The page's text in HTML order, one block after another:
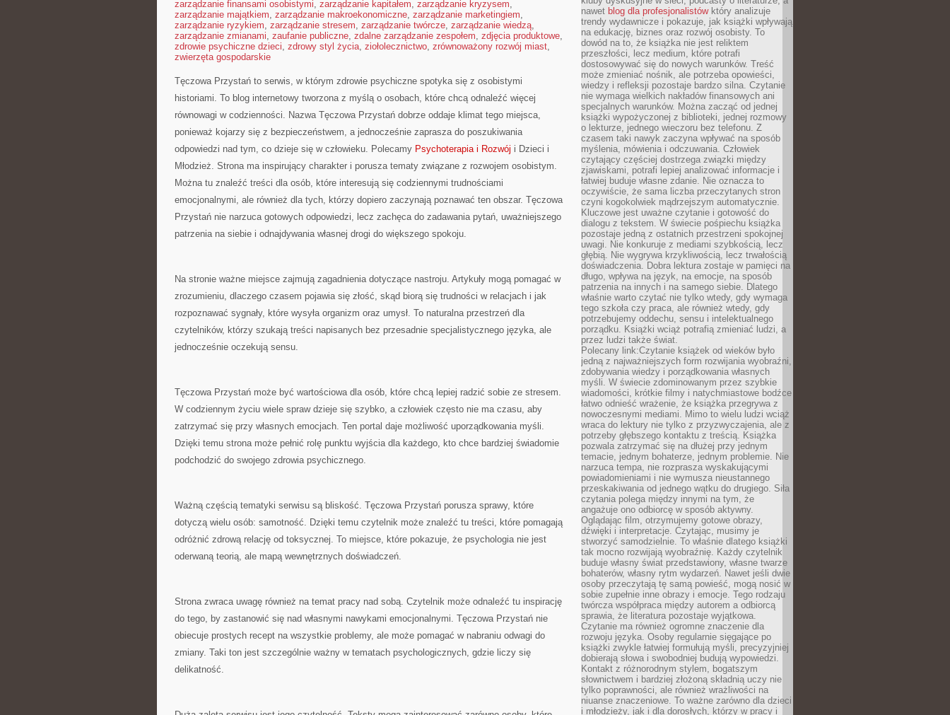
zarządzanie finansami osobistymi, zarządzanie kapitałem, zarządzanie kryzysem,
zarządzanie majątkiem, zarządzanie makroekonomiczne, zarządzanie marketingiem,
zarządzanie ryzykiem, zarządzanie stresem, zarządzanie twórcze, zarządzanie wiedzą,
zarządzanie zmianami, zaufanie publiczne, zdalne zarządzanie zespołem, zdjęcia produktowe,
zdrowie psychiczne dzieci, zdrowy styl życia, ziołolecznictwo, zrównoważony rozwój miast,
zwierzęta gospodarskie
Tęczowa Przystań to serwis, w którym zdrowie psychiczne spotyka się z osobistymi
historiami. To blog internetowy tworzona z myślą o osobach, które chcą odnaleźć więcej
równowagi w codzienności. Nazwa Tęczowa Przystań dobrze oddaje klimat tego miejsca,
ponieważ kojarzy się z bezpieczeństwem, a jednocześnie zaprasza do poszukiwania
odpowiedzi nad tym, co dzieje się w człowieku. Polecamy Psychoterapia i Rozwój i Dzieci i
Młodzież. Strona ma inspirujący charakter i porusza tematy związane z rozwojem osobistym.
Można tu znaleźć treści dla osób, które interesują się codziennymi trudnościami
emocjonalnymi, ale również dla tych, którzy dopiero zaczynają poznawać ten obszar. Tęczowa
Przystań nie narzuca gotowych odpowiedzi, lecz zachęca do zadawania pytań, uważniejszego
patrzenia na siebie i odnajdywania własnej drogi do większego spokoju.
Na stronie ważne miejsce zajmują zagadnienia dotyczące nastroju. Artykuły mogą pomagać w
zrozumieniu, dlaczego czasem pojawia się złość, skąd biorą się trudności w relacjach i jak
rozpoznawać sygnały, które wysyła organizm oraz umysł. To naturalna przestrzeń dla
czytelników, którzy szukają treści napisanych bez przesadnie specjalistycznego języka, ale
jednocześnie oczekują sensu.
Tęczowa Przystań może być wartościowa dla osób, które chcą lepiej radzić sobie ze stresem.
W codziennym życiu wiele spraw dzieje się szybko, a człowiek często nie ma czasu, aby
zatrzymać się przy własnych emocjach. Ten portal daje możliwość uporządkowania myśli.
Dzięki temu strona może pełnić rolę punktu wyjścia dla każdego, kto chce bardziej świadomie
podchodzić do swojego zdrowia psychicznego.
Ważną częścią tematyki serwisu są bliskość. Tęczowa Przystań porusza sprawy, które
dotyczą wielu osób: samotność. Dzięki temu czytelnik może znaleźć tu treści, które pomagają
odróżnić zdrową relację od toksycznej. To miejsce, które pokazuje, że psychologia nie jest
oderwaną teorią, ale mapą wewnętrznych doświadczeń.
Strona zwraca uwagę również na temat pracy nad sobą. Czytelnik może odnaleźć tu inspirację
do tego, by zastanowić się nad własnymi nawykami emocjonalnymi. Tęczowa Przystań nie
obiecuje prostych recept na wszystkie problemy, ale może pomagać w nabraniu odwagi do
zmiany. Taki ton jest szczególnie ważny w tematach psychologicznych, gdzie liczy się
delikatność.
nawet blog dla profesjonalistówktóry analizuje
trendy wydawnicze i pokazuje, jak książki wpływają
na edukację, biznes oraz rozwój osobisty. To
dowód na to, że książka nie jest reliktem
przeszłości, lecz medium, które potrafi
dostosowywać się do nowych warunków. Treść
może zmieniać nośnik, ale potrzeba opowieści,
wiedzy i refleksji pozostaje bardzo silna. Czytanie
nie wymaga wielkich nakładów finansowych ani
specjalnych warunków. Można zacząć od jednej
książki wypożyczonej z biblioteki, jednej rozmowy
o lekturze, jednego wieczoru bez telefonu. Z
czasem taki nawyk zaczyna wpływać na sposób
myślenia, mówienia i odczuwania. Człowiek
czytający częściej dostrzega związki między
zjawiskami, potrafi lepiej analizować informacje i
łatwiej buduje własne zdanie. Nie oznacza to
oczywiście, że sama liczba przeczytanych stron
czyni kogokolwiek mądrzejszym automatycznie.
Kluczowe jest uważne czytanie i gotowość do
dialogu z tekstem. W świecie pośpiechu książka
pozostaje jedną z ostatnich przestrzeni spokojnej
uwagi. Nie konkuruje z mediami szybkością, lecz
głębią. Nie wygrywa krzykliwością, lecz trwałością
doświadczenia. Dobra lektura zostaje w pamięci na
długo, wpływa na język, na emocje, na sposób
patrzenia na innych i na samego siebie. Dlatego
właśnie warto czytać nie tylko wtedy, gdy wymaga
tego szkoła czy praca, ale również wtedy, gdy
potrzebujemy oddechu, sensu i intelektualnego
porządku. Książki wciąż potrafią zmieniać ludzi, a
przez ludzi także świat.
Polecany link:Czytanie książek od wieków było
jedną z najważniejszych form rozwijania wyobraźni,
zdobywania wiedzy i porządkowania własnych
myśli. W świecie zdominowanym przez szybkie
wiadomości, krótkie filmy i natychmiastowe bodźce
łatwo odnieść wrażenie, że książka przegrywa z
nowoczesnymi mediami. Mimo to wielu ludzi wciąż
wraca do lektury nie tylko z przyzwyczajenia, ale z
potrzeby głębszego kontaktu z treścią. Książka
pozwala zatrzymać się na dłużej przy jednym
temacie, jednym bohaterze, jednym problemie. Nie
narzuca tempa, nie rozprasza wyskakującymi
powiadomieniami i nie wymusza nieustannego
przeskakiwania od jednego wątku do drugiego. Siła
czytania polega między innymi na tym, że
angażuje ono odbiorcę w sposób aktywny.
Oglądając film, otrzymujemy gotowe obrazy,
dźwięki i interpretacje. Czytając, musimy je
stworzyć samodzielnie. To właśnie dlatego książki
tak mocno rozwijają wyobraźnię. Każdy czytelnik
buduje własny świat przedstawiony, własne twarze
bohaterów, własny rytm wydarzeń. Nawet jeśli dwie
osoby przeczytają tę samą powieść, mogą nosić w
sobie zupełnie inne obrazy i emocje. Tego rodzaju
twórcza współpraca między autorem a odbiorcą
sprawia, że literatura pozostaje wyjątkowa.
Czytanie ma również ogromne znaczenie dla
rozwoju języka. Osoby regularnie sięgające po
książki zwykle łatwiej formułują myśli, precyzyjniej
dobierają słowa i swobodniej budują wypowiedzi.
Kontakt z różnorodnym stylem, bogatszym
słownictwem i bardziej złożoną składnią uczy nie
tylko poprawności, ale również wrażliwości na
niuanse znaczeniowe. To ważne zarówno dla dzieci
i młodzieży, jak i dla dorosłych, którzy w pracy i